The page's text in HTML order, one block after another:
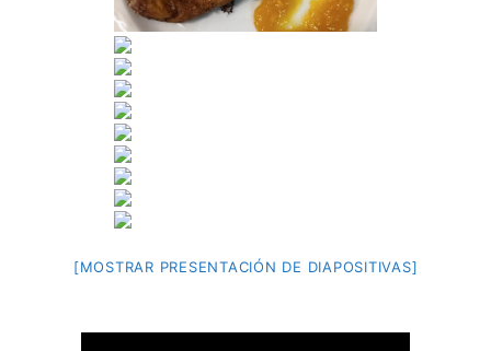
[MOSTRAR PRESENTACIÓN DE DIAPOSITIVAS]